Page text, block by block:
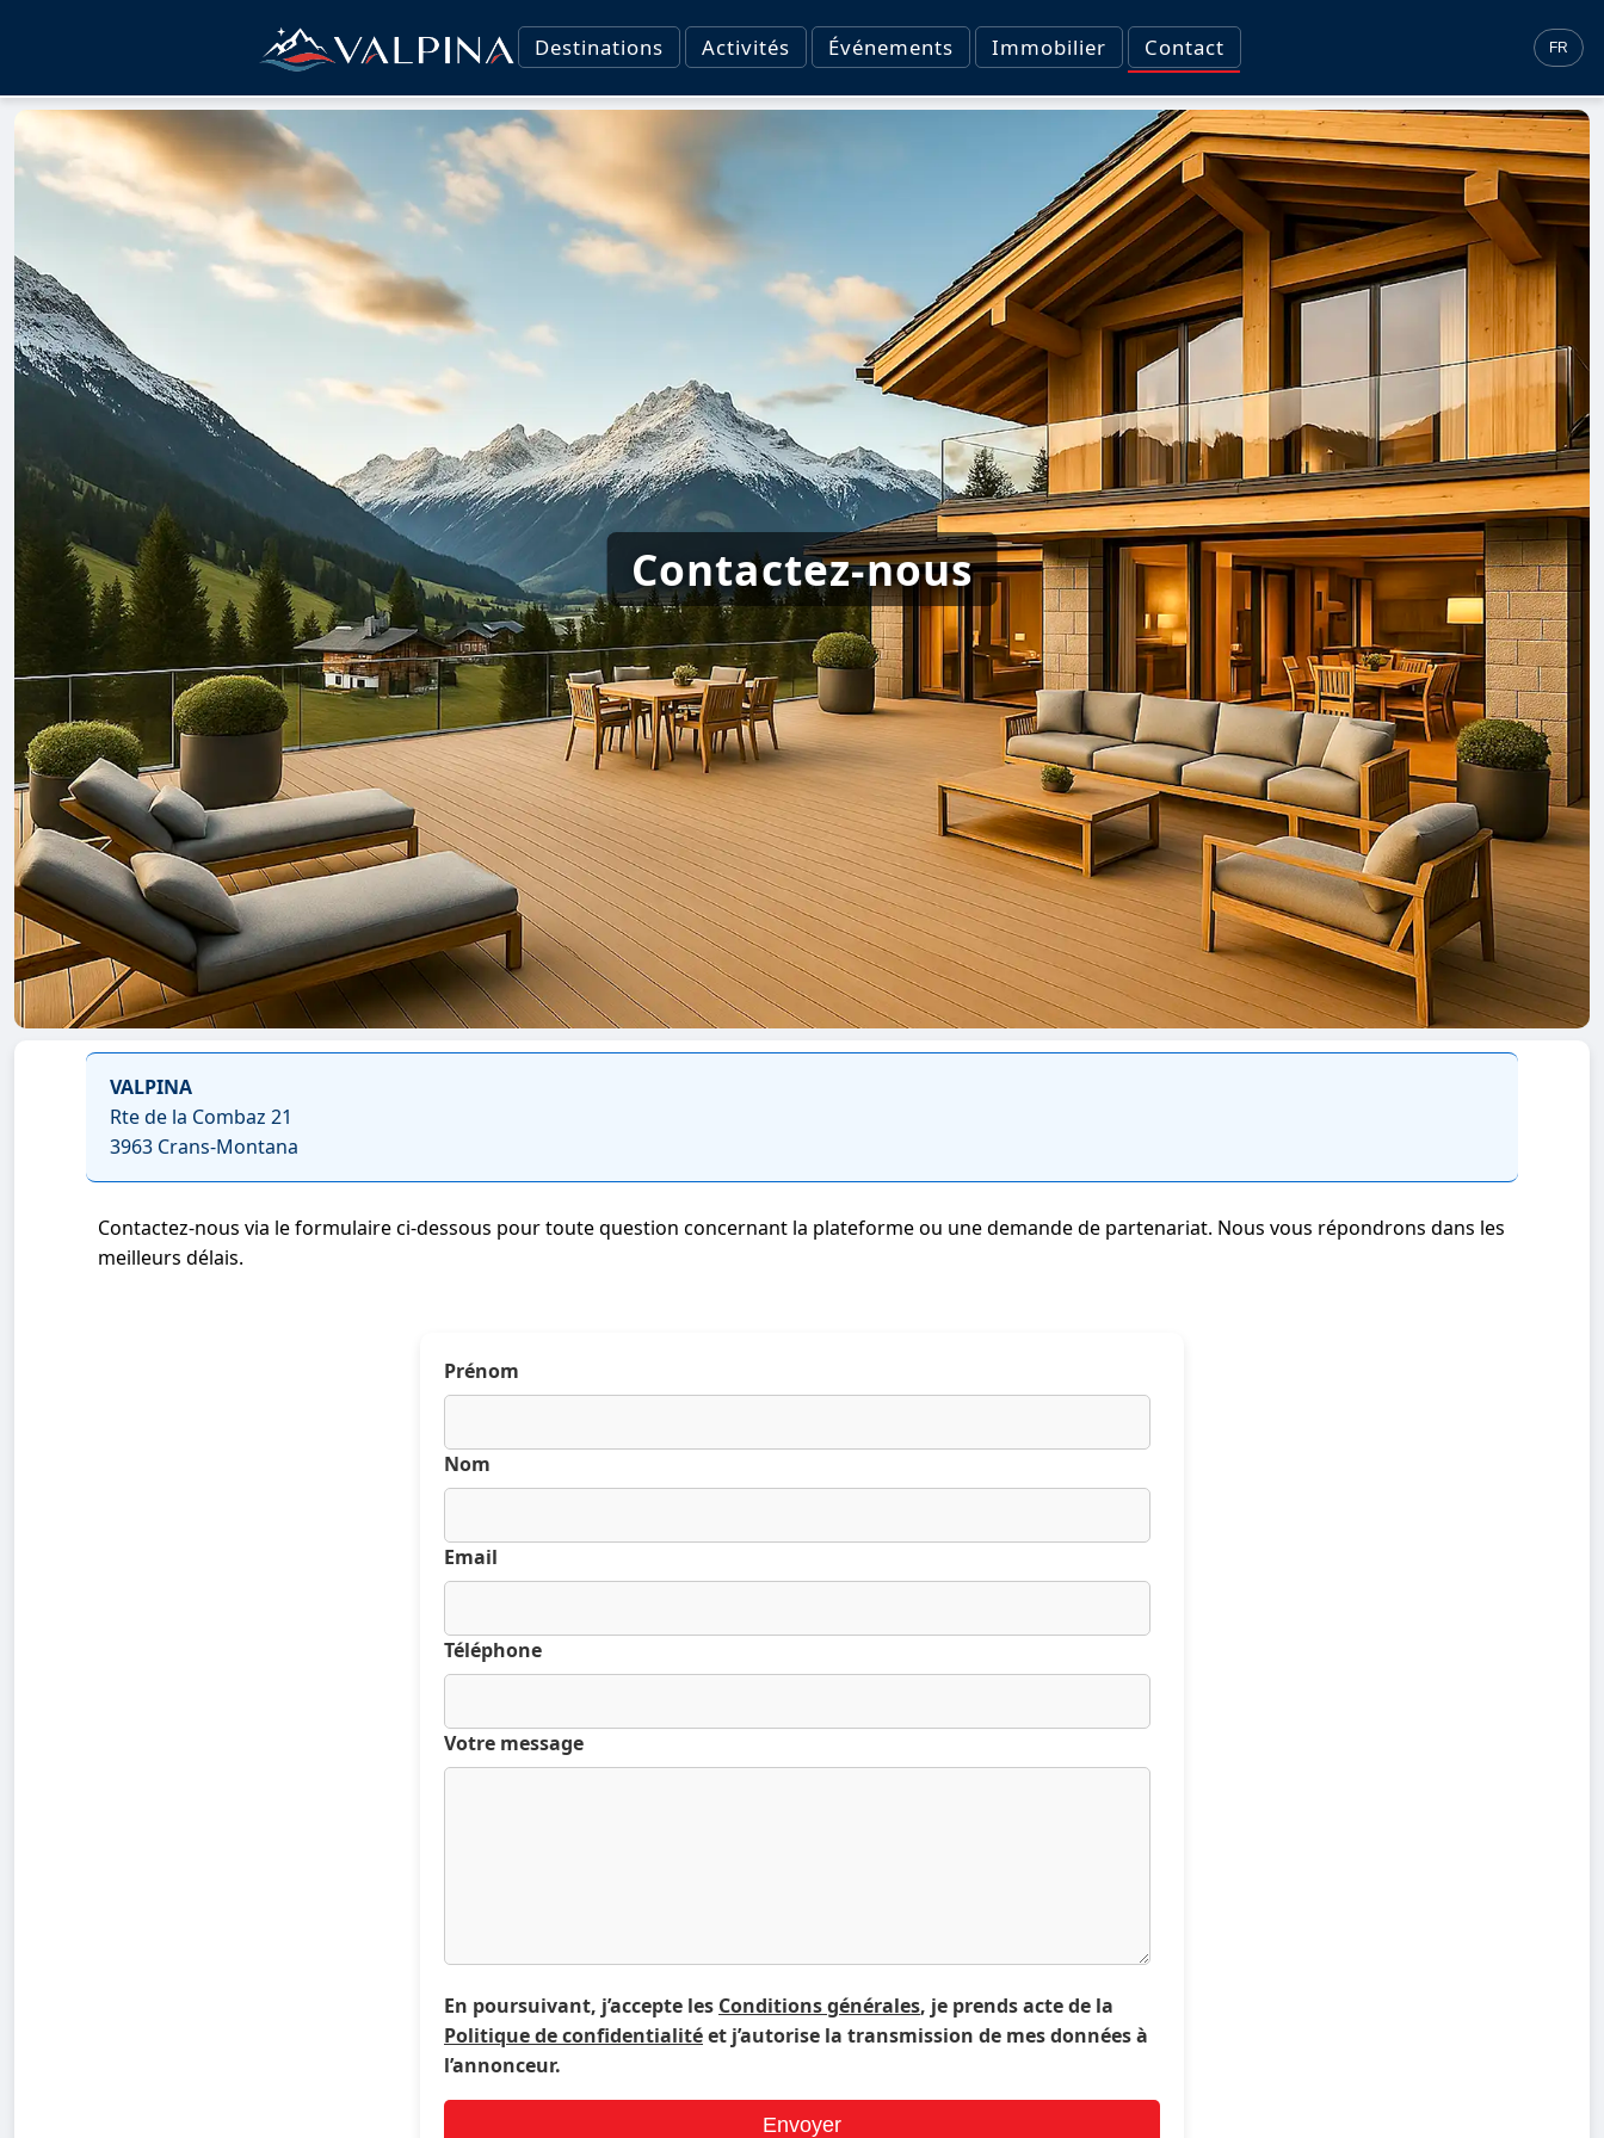
Destinations Activités Événements Immobilier Contact FR
Contactez-nous
VALPINA
Rte de la Combaz 21
3963 Crans-Montana
Contactez-nous via le formulaire ci-dessous pour toute question concernant la plateforme ou une demande de partenariat. Nous vous répondrons dans les
meilleurs délais.
Prénom
Nom
Email
Téléphone
Votre message
En poursuivant, j’accepte les Conditions générales, je prends acte de la
Politique de confidentialitéet j’autorise la transmission de mes données à
l’annonceur.
Envoyer